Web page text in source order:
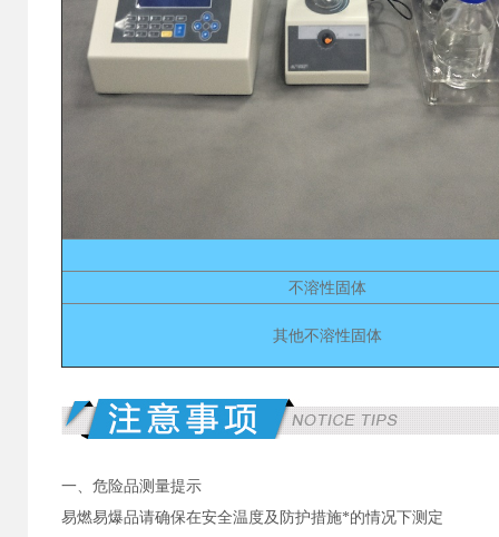
不溶性固体
其他不溶性固体
一、危险品测量提示
易燃易爆品请确保在安全温度及防护措施*的情况下测定